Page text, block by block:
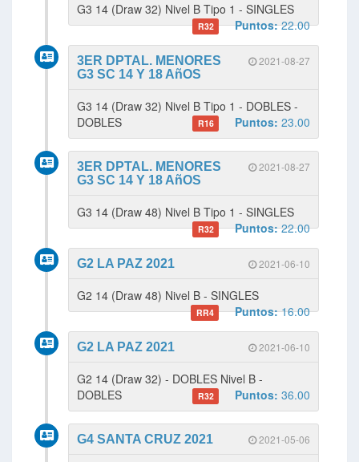
G3 14 (Draw 32) Nivel B Tipo 1 - SINGLES
R32 Puntos:22.00
2021-08-27
3ER DPTAL. MENORES
G3 SC 14 Y 18 AñOS
G3 14 (Draw 32) Nivel B Tipo 1 - DOBLES -
DOBLES
R16 Puntos: 23.00
2021-08-27
3ER DPTAL. MENORES
G3 SC 14 Y 18 AñOS
G3 14 (Draw 48) Nivel B Tipo 1 - SINGLES
R32 Puntos:22.00
2021-06-10
G2 LA PAZ 2021
G2 14 (Draw 48) Nivel B - SINGLES
RR4 Puntos:16.00
2021-06-10
G2 LA PAZ 2021
G2 14 (Draw 32) - DOBLES Nivel B -
DOBLES
R32 Puntos: 36.00
2021-05-06
G4 SANTA CRUZ 2021